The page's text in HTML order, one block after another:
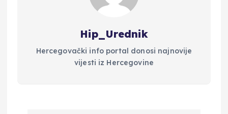
Hip_Urednik
Hercegovački info portal donosi najnovije
vijesti iz Hercegovine